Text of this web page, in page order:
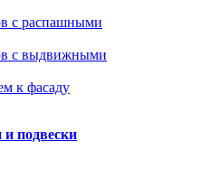
с распашными
с выдвижными
к фасаду
подвески